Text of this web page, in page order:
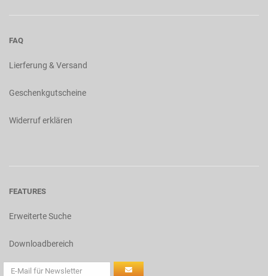
FAQ
Lierferung & Versand
Geschenkgutscheine
Widerruf erklären
FEATURES
Erweiterte Suche
Downloadbereich